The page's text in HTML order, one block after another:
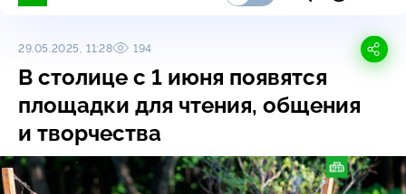
29.05.2025, 11:28 194
В столице с 1 июня появятся
площадки для чтения, общения
и творчества